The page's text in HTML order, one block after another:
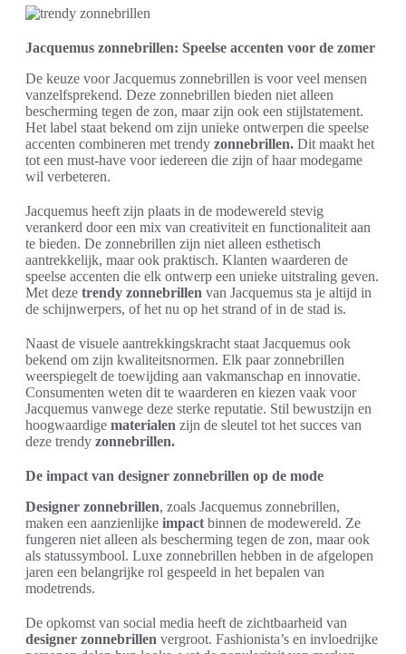
Jacquemus zonnebrillen: Speelse accenten voor de zomer
De keuze voor Jacquemus zonnebrillen is voor veel mensen
vanzelfsprekend. Deze zonnebrillen bieden niet alleen
bescherming tegen de zon, maar zijn ook een stijlstatement.
Het label staat bekend om zijn unieke ontwerpen die speelse
accenten combineren met trendy zonnebrillen. Dit maakt het
tot een must-have voor iedereen die zijn of haar modegame
wil verbeteren.
Jacquemus heeft zijn plaats in de modewereld stevig
verankerd door een mix van creativiteit en functionaliteit aan
te bieden. De zonnebrillen zijn niet alleen esthetisch
aantrekkelijk, maar ook praktisch. Klanten waarderen de
speelse accenten die elk ontwerp een unieke uitstraling geven.
Met deze trendy zonnebrillen van Jacquemus sta je altijd in
de schijnwerpers, of het nu op het strand of in de stad is.
Naast de visuele aantrekkingskracht staat Jacquemus ook
bekend om zijn kwaliteitsnormen. Elk paar zonnebrillen
weerspiegelt de toewijding aan vakmanschap en innovatie.
Consumenten weten dit te waarderen en kiezen vaak voor
Jacquemus vanwege deze sterke reputatie. Stil bewustzijn en
hoogwaardige materialen zijn de sleutel tot het succes van
deze trendy zonnebrillen.
De impact van designer zonnebrillen op de mode
Designer zonnebrillen, zoals Jacquemus zonnebrillen,
maken een aanzienlijke impact binnen de modewereld. Ze
fungeren niet alleen als bescherming tegen de zon, maar ook
als statussymbool. Luxe zonnebrillen hebben in de afgelopen
jaren een belangrijke rol gespeeld in het bepalen van
modetrends.
De opkomst van social media heeft de zichtbaarheid van
designer zonnebrillen vergroot. Fashionista’s en invloedrijke